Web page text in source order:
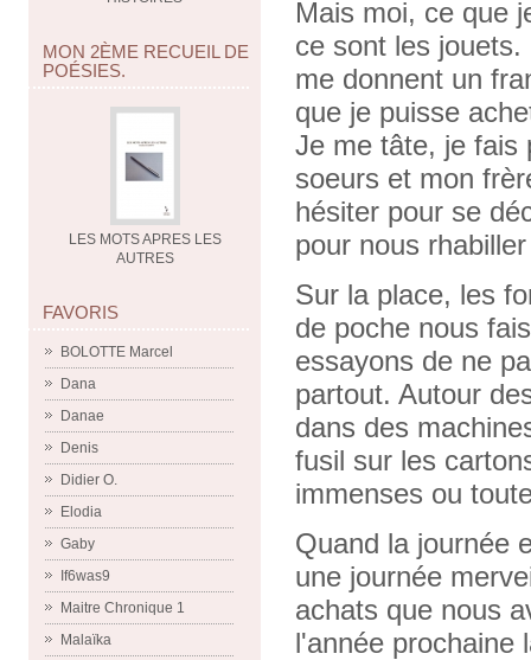
MON 2ÈME RECUEIL DE
POÉSIES.
LES MOTS APRES LES
AUTRES
FAVORIS
BOLOTTE Marcel
Dana
Danae
Denis
Didier O.
Elodia
Gaby
If6was9
Maitre Chronique 1
Malaïka
Mais moi, ce que
ce sont les
me donnent un
que je puisse
Je me tâte, je fais
soeurs et mon
hésiter pour se
pour nous
Sur la place, les
de poche nous
essayons de ne
partout. Autour
dans des
fusil sur les
immenses ou
Quand la journée
une journée
achats que nous
l'année prochaine